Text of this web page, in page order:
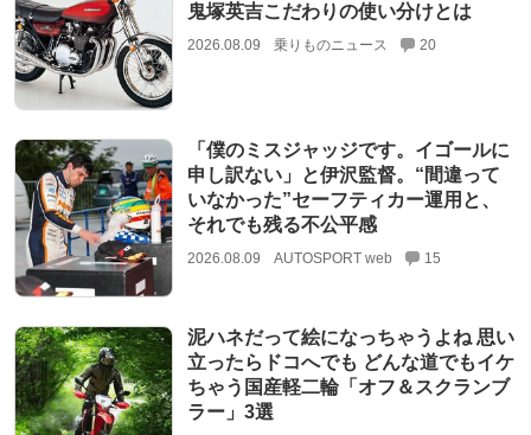
鬼塚英吉こだわりの使い分けとは
2026.08.09 乗りものニュース 20
「僕のミスジャッジです。イゴールに
申し訳ない」と伊沢監督。“間違って
いなかった”セーフティカー運用と、
それでも残る不公平感
2026.08.09 AUTOSPORT web 15
泥ハネだって絵になっちゃうよね 思い
立ったらドコへでも どんな道でもイケ
ちゃう国産軽二輪「オフ＆スクランブ
ラー」3選